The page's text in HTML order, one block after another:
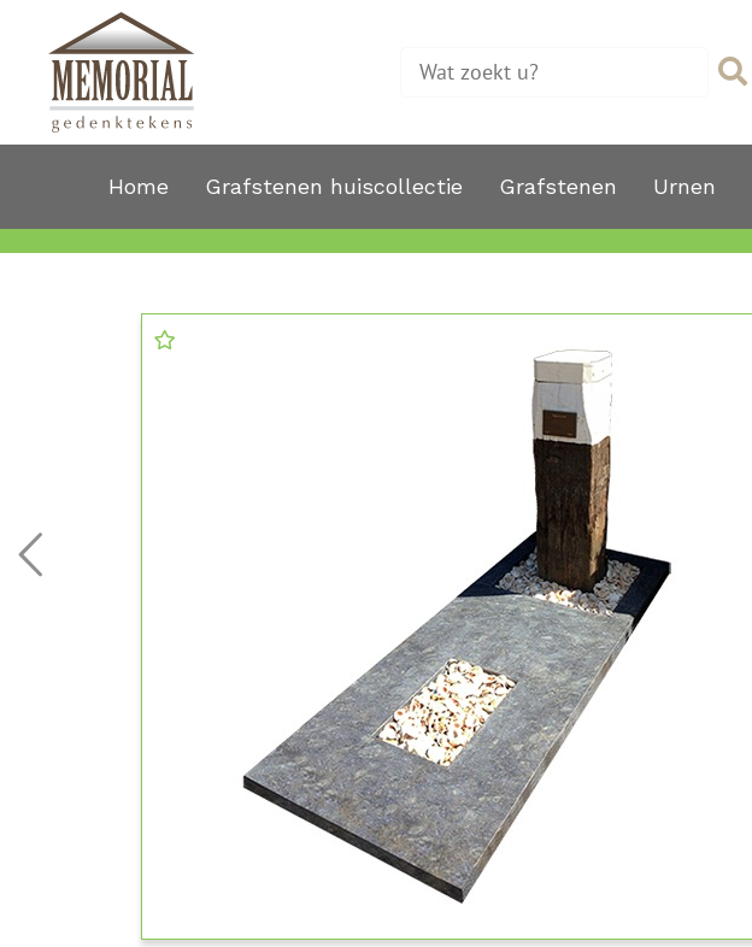
Home Grafstenen huiscollectie Grafstenen Urnen